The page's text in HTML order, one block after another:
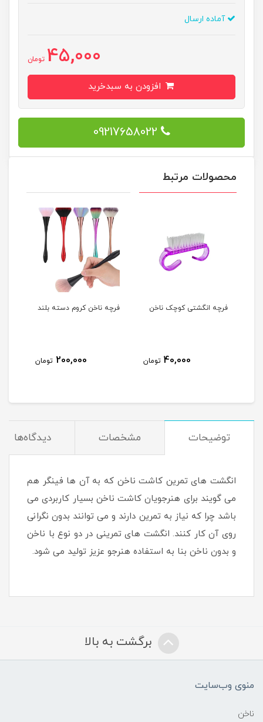
آماده ارسال
45,000 تومان
09217658022
محصولات مرتبط
فرچه انگشتی کوچک ناخن
40,000 تومان
فرچه ناخن کروم دسته بلند
200,000 تومان
توضیحات مشخصات دیدگاه‌ها
انگشت های تمرین کاشت ناخن که به آن ها فینگر هم
می گویند برای هنرجویان کاشت ناخن بسیار کاربردی می
باشد چرا که نیاز به تمرین دارند و می توانند بدون نگرانی
روی آن کار کنند. انگشت های تمرینی در دو نوع با ناخن
و بدون ناخن بنا به استفاده هنرجو عزیز تولید می شود.
برگشت به بالا
منوی وب‌سایت
ناخن